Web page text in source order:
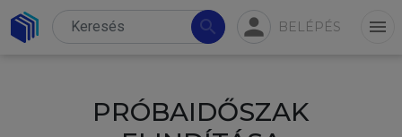
search person BELÉPÉS menu
PRÓBAIDŐSZAK